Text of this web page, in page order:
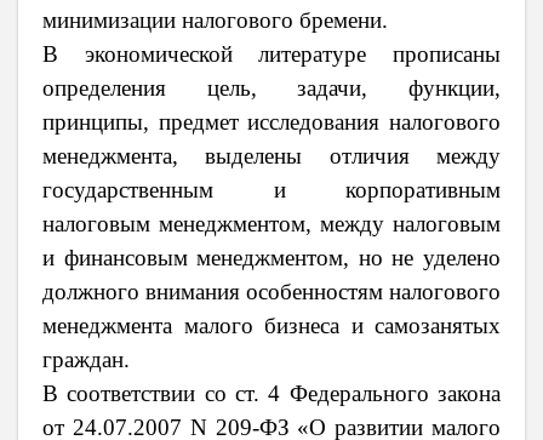
минимизации налогового бремени.
В экономической литературе прописаны
определения цель, задачи, функции,
принципы, предмет исследования налогового
менеджмента, выделены отличия между
государственным и корпоративным
налоговым менеджментом, между налоговым
и финансовым менеджментом, но не уделено
должного внимания особенностям налогового
менеджмента малого бизнеса и самозанятых
граждан.
В соответствии со ст. 4 Федерального закона
от 24.07.2007 N 209-ФЗ «О развитии малого